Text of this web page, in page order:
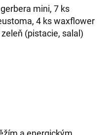
mini, 7 ks
4 ks waxflower
(pistacie, salal)